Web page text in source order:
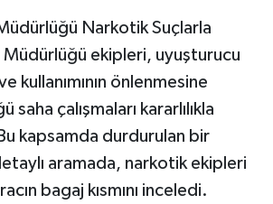
Narkotik Suçlarla
ekipleri, uyuşturucu
kullanımının önlenmesine
çalışmaları kararlılıkla
kapsamda durdurulan bir
aramada, narkotik ekipleri
bagaj kısmını inceledi.